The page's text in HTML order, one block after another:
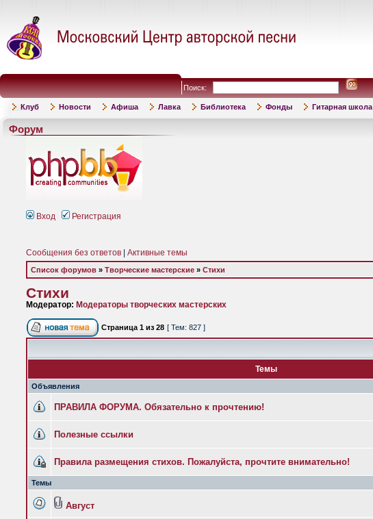
Поиск:
Клуб Новости Афиша Лавка Библиотека Фонды Гитарная школа
Форум
Вход Регистрация
Сообщения без ответов Активные темы
Список форумов » Творческие мастерские » Стихи
Стихи
Модератор: Модераторы творческих мастерских
Страница 1 из 28 [ Тем: 827 ]
Темы
Объявления
ПРАВИЛА ФОРУМА. Обязательно к прочтению!
Полезные ссылки
Правила размещения стихов. Пожалуйста, прочтите внимательно!
Темы
Август